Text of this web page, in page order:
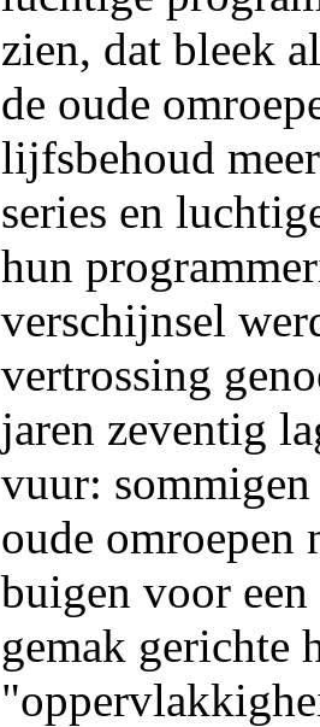
zien, dat bleek
de oude
lijfsbehoud
series en
hun
verschijnsel
vertrossing
jaren zeventig
vuur:
oude omroepen
buigen voor
gemak gerichte